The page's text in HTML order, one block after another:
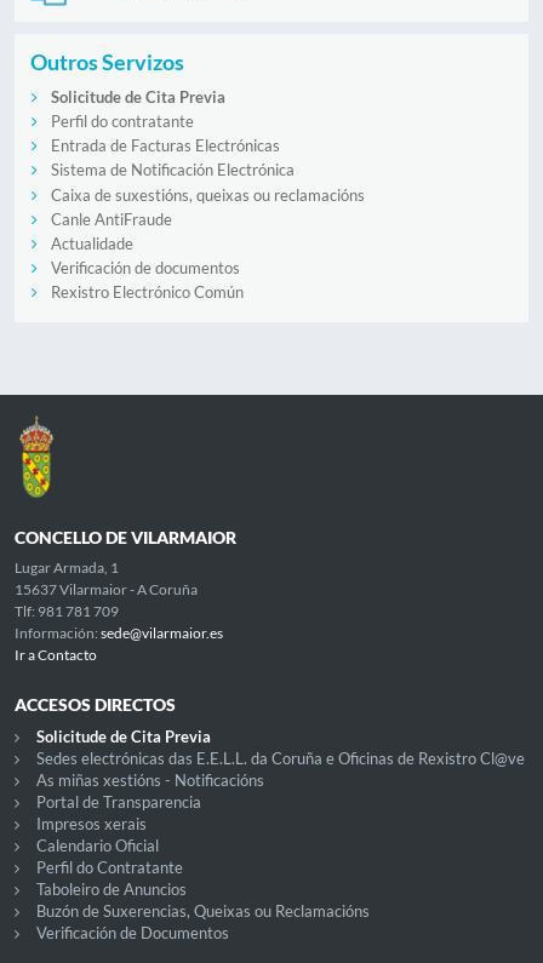
Outros Servizos
Solicitude de Cita Previa
Perfil do contratante
Entrada de Facturas Electrónicas
Sistema de Notificación Electrónica
Caixa de suxestións, queixas ou reclamacións
Canle AntiFraude
Actualidade
Verificación de documentos
Rexistro Electrónico Común
CONCELLO DE VILARMAIOR
Lugar Armada, 1
15637 Vilarmaior - A Coruña
Tlf: 981 781 709
Información: sede@vilarmaior.es
Ir a Contacto
ACCESOS DIRECTOS
Solicitude de Cita Previa
Sedes electrónicas das E.E.L.L. da Coruña e Oficinas de Rexistro Cl@ve
As miñas xestións - Notificacións
Portal de Transparencia
Impresos xerais
Calendario Oficial
Perfil do Contratante
Taboleiro de Anuncios
Buzón de Suxerencias, Queixas ou Reclamacións
Verificación de Documentos